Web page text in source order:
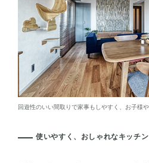
回遊性のいい間取りで家事もしやすく、お子様や
使いやすく、おしゃれなキッチン